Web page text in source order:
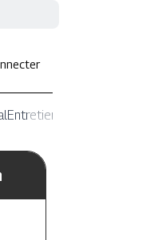
Entretiens